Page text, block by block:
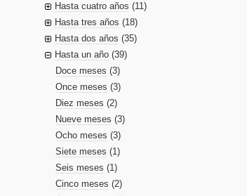
Hasta cuatro años (11)
Hasta tres años (18)
Hasta dos años (35)
Hasta un año (39)
Doce meses (3)
Once meses (3)
Diez meses (2)
Nueve meses (3)
Ocho meses (3)
Siete meses (1)
Seis meses (1)
Cinco meses (2)